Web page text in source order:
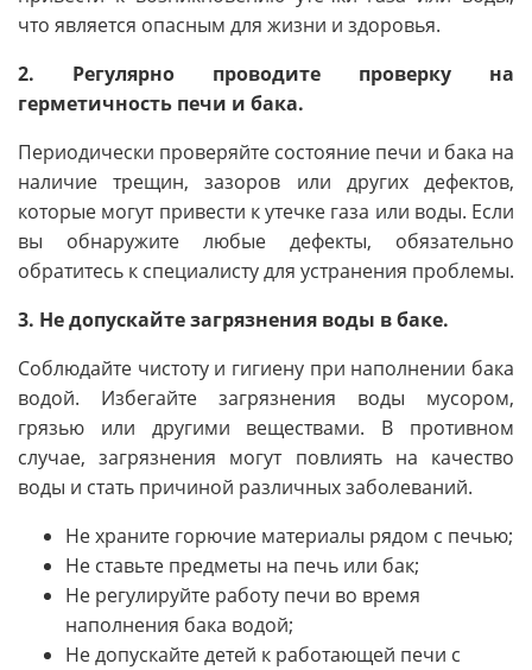
что является опасным для жизни и здоровья.
2. Регулярно проводите проверку на
герметичность печи и бака.
Периодически проверяйте состояние печи и бака на
наличие трещин, зазоров или других дефектов,
которые могут привести к утечке газа или воды. Если
вы обнаружите любые дефекты, обязательно
обратитесь к специалисту для устранения проблемы.
3. Не допускайте загрязнения воды в баке.
Соблюдайте чистоту и гигиену при наполнении бака
водой. Избегайте загрязнения воды мусором,
грязью или другими веществами. В противном
случае, загрязнения могут повлиять на качество
воды и стать причиной различных заболеваний.
Не храните горючие материалы рядом с печью;
Не ставьте предметы на печь или бак;
Не регулируйте работу печи во время
наполнения бака водой;
Не допускайте детей к работающей печи с